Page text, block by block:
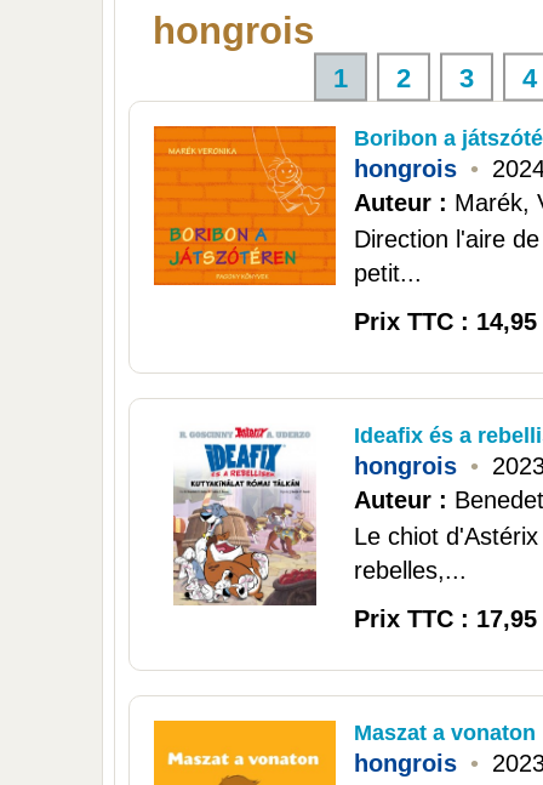
hongrois
1 2 3 4
Boribon a
hongrois •
Auteur : Marék,
Direction l'aire
petit...
Prix TTC : 14,95
Ideafix és a
hongrois •
Auteur :
Le chiot
rebelles,...
Prix TTC : 17,95
Maszat a vonaton
hongrois •